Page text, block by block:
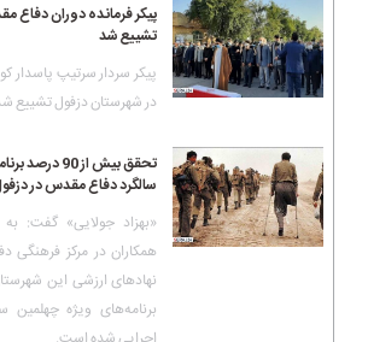
پیکر فرمانده دوران دفاع
تشییع شد
پیکر سردار سرتیپ پاسدار
در شهرستان دزفول تشییع
تحقق بیش از 90
سالگرد دفاع مقدس در
«بهزاد جولایی» گفت:
همکاران در مرکز
برنامه‌های ویژه